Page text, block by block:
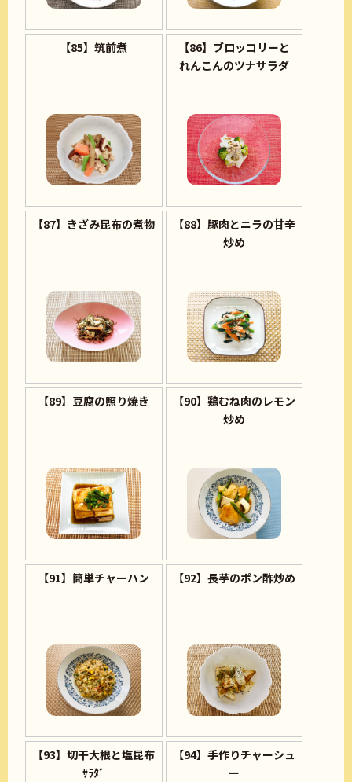
【85】筑前煮
【86】ブロッコリーと
れんこんのツナサラダ
【87】きざみ昆布の煮物
【88】豚肉とニラの甘辛
炒め
【89】豆腐の照り焼き
【90】鶏むね肉のレモン
炒め
【91】簡単チャーハン 【92】長芋のポン酢炒め
【93】切干大根と塩昆布
ｻﾗﾀﾞ
【94】手作りチャーシュ
ー